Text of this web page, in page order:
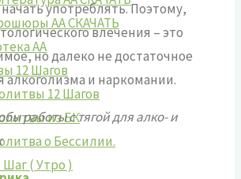
АА СКАЧАТЬ
АА
12 Шагов
12 Шагов
из БК
о Бессилии.
Шаг ( Утро )
употреблять. Поэтому,
влечения – это
но далеко не достаточное
алкоголизма и наркомании.
работы с тягой для алко- и